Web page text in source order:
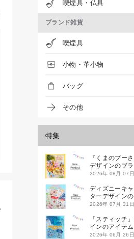
喫煙具・仏具
ブランド雑貨
喫煙具
小物・革小物
バッグ
その他
特集
『くまのプーさ
デザインのブ
ドミニハンドタ
2026年 08月 07日
ディズニーキ
ターデザイン
シールが一挙発
2026年 07月 31日
「スティッチ
インのアイテ
登場です
2026年 06月 26日